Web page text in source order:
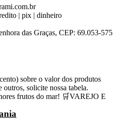
| pix | dinheiro
das Graças, CEP: 69.053-575
sobre o valor dos produtos
solicite nossa tabela.
frutos do mar! 🛒VAREJO E